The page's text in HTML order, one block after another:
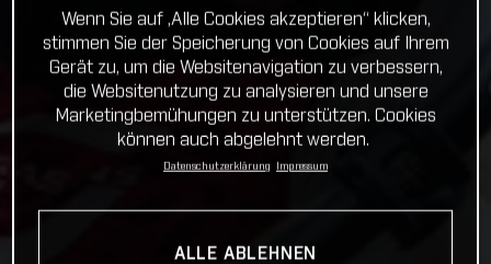
Wenn Sie auf „Alle Cookies akzeptieren“ klicken,
stimmen Sie der Speicherung von Cookies auf Ihrem
Gerät zu, um die Websitenavigation zu verbessern,
die Websitenutzung zu analysieren und unsere
Marketingbemühungen zu unterstützen. Cookies
können auch abgelehnt werden.
Datenschutzerklärung Impressum
ALLE ABLEHNEN